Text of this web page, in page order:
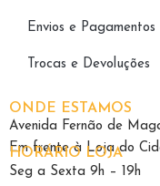
Envios e Pagamentos
Trocas e Devoluções
ONDE ESTAMOS
Avenida Fernão de
Em frente à Loja do
HORÁRIO LOJA
Seg a Sexta 9h – 19h